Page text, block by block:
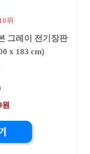
위
그레이 전기장판
x 183 cm)